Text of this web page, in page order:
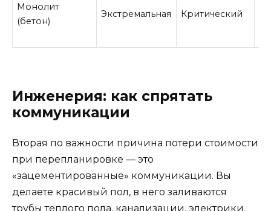
Монолит
(бетон)
Экстремальная Критический
Инженерия: как спрятать
коммуникации
Вторая по важности причина потери стоимости
при перепланировке — это
«зацементированные» коммуникации. Вы
делаете красивый пол, в него заливаются
трубы теплого пола, канализации, электрики.